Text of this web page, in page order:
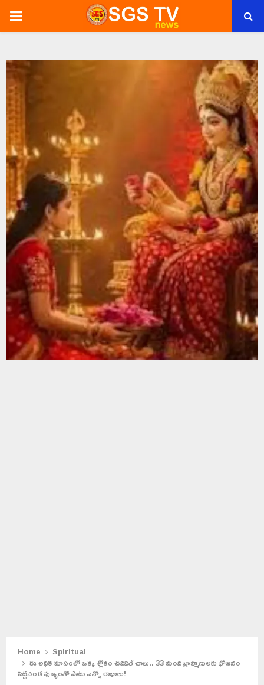
PRIMARY
Home Spiritual
ఈ అధిక మాసంలో ఒక్క శ్లోకం చదివితే చాలు.. 33 మంది బ్రాహ్మణులకు భోజనం
పెట్టినంత పుణ్యంతో పాటు ఎన్నో లాభాలు!